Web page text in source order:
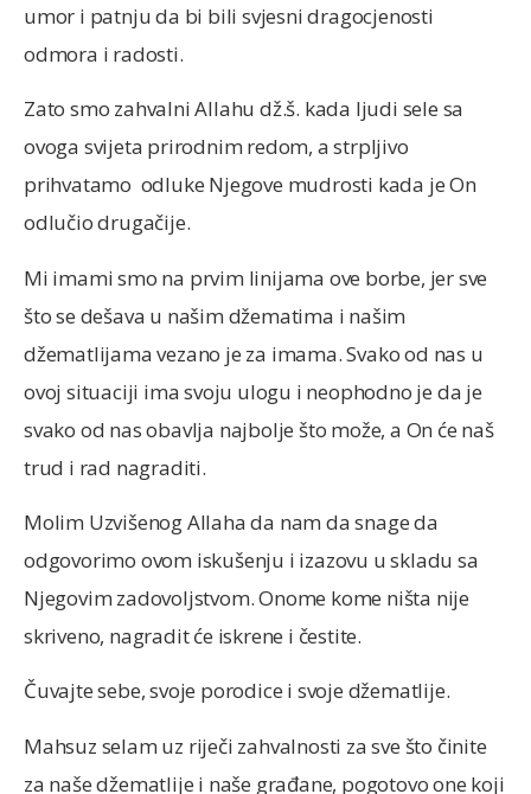
umor i patnju da bi bili svjesni dragocjenosti
odmora i radosti.
Zato smo zahvalni Allahu dž.š. kada ljudi sele sa
ovoga svijeta prirodnim redom, a strpljivo
prihvatamo odluke Njegove mudrosti kada je On
odlučio drugačije.
Mi imami smo na prvim linijama ove borbe, jer sve
što se dešava u našim džematima i našim
džematlijama vezano je za imama. Svako od nas u
ovoj situaciji ima svoju ulogu i neophodno je da je
svako od nas obavlja najbolje što može, a On će naš
trud i rad nagraditi.
Molim Uzvišenog Allaha da nam da snage da
odgovorimo ovom iskušenju i izazovu u skladu sa
Njegovim zadovoljstvom. Onome kome ništa nije
skriveno, nagradit će iskrene i čestite.
Čuvajte sebe, svoje porodice i svoje džematlije.
Mahsuz selam uz riječi zahvalnosti za sve što činite
za naše džematlije i naše građane, pogotovo one koji